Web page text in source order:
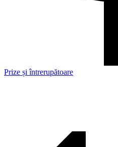
Prize și întrerupătoare